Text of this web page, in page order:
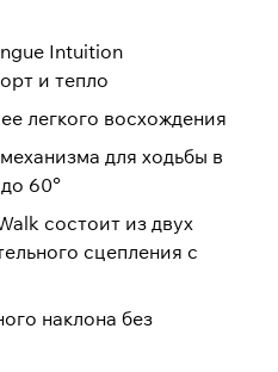
Intuition
и тепло
легкого восхождения
для ходьбы в
60°
состоит из двух
сцепления с
наклона без